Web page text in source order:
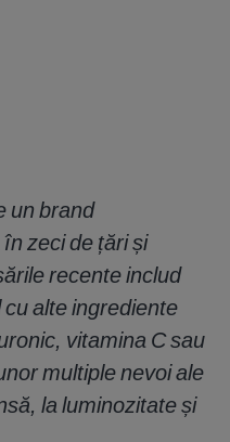
un brand
zeci de țări și
recente includ
alte ingrediente
vitamina C sau
multiple nevoi ale
la luminozitate și